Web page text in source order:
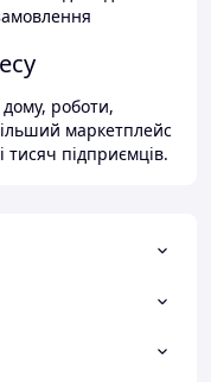
роботи,
маркетплейс
тисяч підприємців.